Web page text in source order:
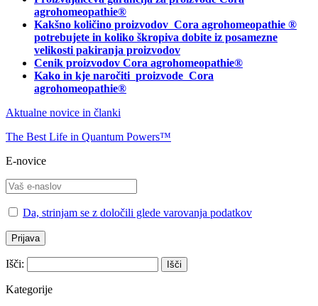
agrohomeopathie®
Kakšno količino proizvodov Cora agrohomeopathie ®
potrebujete in koliko škropiva dobite iz posamezne
velikosti pakiranja proizvodov
Cenik proizvodov Cora agrohomeopathie®
Kako in kje naročiti proizvode Cora
agrohomeopathie®
Aktualne novice in članki
The Best Life in Quantum Powers™
E-novice
Da, strinjam se z določili glede varovanja podatkov
Išči:
Kategorije